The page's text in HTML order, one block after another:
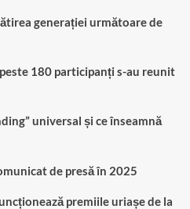
generației următoare de
180 participanți s-au reunit
universal și ce înseamnă
de presă în 2025
premiile uriașe de la